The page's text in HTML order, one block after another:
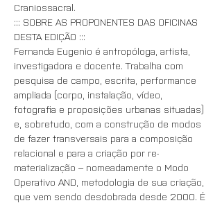
Craniossacral.
::: SOBRE AS PROPONENTES DAS OFICINAS
DESTA EDIÇÃO :::
Fernanda Eugenio é antropóloga, artista,
investigadora e docente. Trabalha com
pesquisa de campo, escrita, performance
ampliada (corpo, instalação, vídeo,
fotografia e proposições urbanas situadas)
e, sobretudo, com a construção de modos
de fazer transversais para a composição
relacional e para a criação por re-
materialização – nomeadamente o Modo
Operativo AND, metodologia de sua criação,
que vem sendo desdobrada desde 2000. É